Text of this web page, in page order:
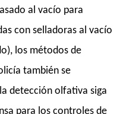
al vacío para
con selladoras al vacío
los métodos de
también se
detección olfativa siga
para los controles de